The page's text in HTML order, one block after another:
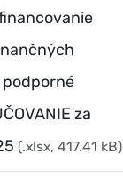
za
(.xlsx, 417.41 kB)